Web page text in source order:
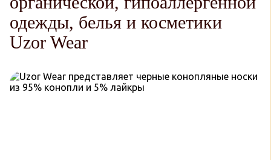
одежды, белья и косметики
Uzor Wear